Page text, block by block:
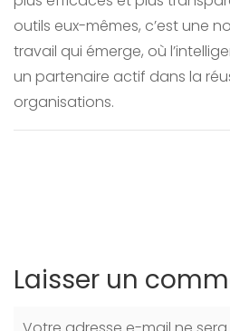
outils eux-mêmes, c’est une
travail qui émerge, où
un partenaire actif dans la
organisations.
Laisser un